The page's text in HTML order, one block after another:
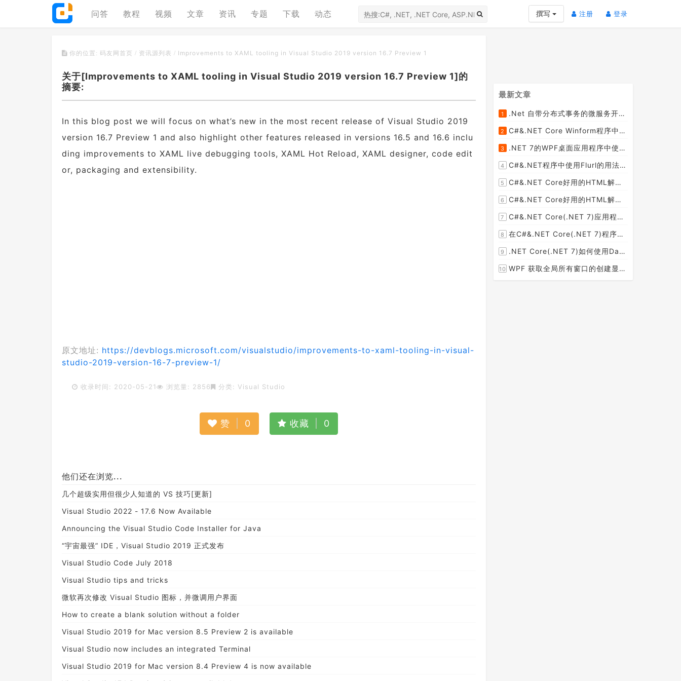
问答 教程 视频 文章 资讯 专题 下载 动态 撰写 注册 (current)
登录
你的位置: 码友网首页 / 资讯源列表 / Improvements to XAML tooling in Visual Studio 2019 version 16.7 Preview 1
关于[Improvements to XAML tooling in Visual Studio 2019 version 16.7 Preview 1]的
摘要:
In this blog post we will focus on what’s new in the most recent release of Visual Studio 2019
version 16.7 Preview 1 and also highlight other features released in versions 16.5 and 16.6 inclu
ding improvements to XAML live debugging tools, XAML Hot Reload, XAML designer, code edit
or, packaging and extensibility.
原文地址: https://devblogs.microsoft.com/visualstudio/improvements-to-xaml-tooling-in-visual-
studio-2019-version-16-7-preview-1/
收录时间: 2020-05-21 浏览量: 2856 分类: Visual Studio
赞 0 收藏 0
他们还在浏览...
几个超级实用但很少人知道的 VS 技巧[更新]
Visual Studio 2022 - 17.6 Now Available
Announcing the Visual Studio Code Installer for Java
“宇宙最强” IDE，Visual Studio 2019 正式发布
Visual Studio Code July 2018
Visual Studio tips and tricks
微软再次修改 Visual Studio 图标，并微调用户界面
How to create a blank solution without a folder
Visual Studio 2019 for Mac version 8.5 Preview 2 is available
Visual Studio now includes an integrated Terminal
Visual Studio 2019 for Mac version 8.4 Preview 4 is now available
最新文章
1
.Net 自带分布式事务的微服务开源框架JMSFramework
2
C#&.NET Core Winform程序中使用Parallel动态开启多个线程及取消多线程详细教程
3
.NET 7的WPF桌面应用程序中使用配置文件：App.config与AppSettings.json
4
C#&.NET程序中使用Flurl的用法与问题汇总(非常详细)
5
C#&.NET Core好用的HTML解析器推荐之HtmlAgilityPack篇
6
C#&.NET Core好用的HTML解析器推荐之AngleSharp篇
7
C#&.NET Core(.NET 7)应用程序开发中如何解析html元素，有哪些类库或组件呢？
8
在C#&.NET Core(.NET 7)程序开发中使用Npgsql,Dapper,EF Core等不同方式连接和操作PostgreSQL数据库示例教程(推荐阅读)
9
.NET Core(.NET 7)如何使用Dapper连接PostgreSQL数据库并实现CRUD(新增，查询，修改，删除)的超详细入门示例教程
10 WPF 获取全局所有窗口的创建显示事件 监控窗口打开
[2023-01-19]